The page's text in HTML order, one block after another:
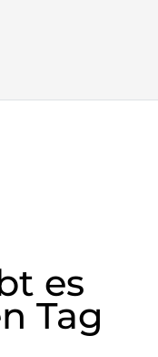
es
Tag